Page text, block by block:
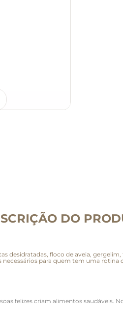
DO
desidratadas, floco de aveia,
para quem tem uma rotina
felizes criam alimentos saudáveis.